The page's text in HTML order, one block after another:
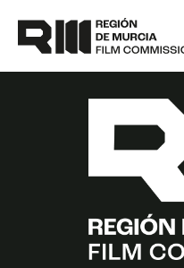
contenido